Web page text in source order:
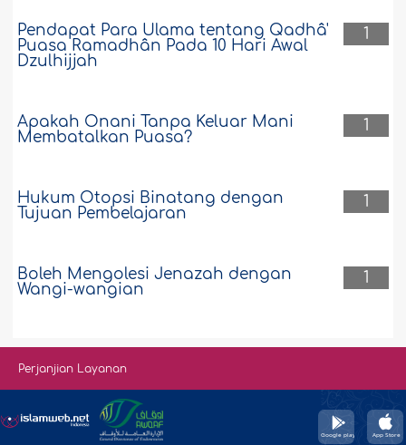
1
Pendapat Para Ulama tentang Qadhâ'
Puasa Ramadhân Pada 10 Hari Awal
Dzulhijjah
1
Apakah Onani Tanpa Keluar Mani
Membatalkan Puasa?
1
Hukum Otopsi Binatang dengan
Tujuan Pembelajaran
1
Boleh Mengolesi Jenazah dengan
Wangi-wangian
Perjanjian Layanan